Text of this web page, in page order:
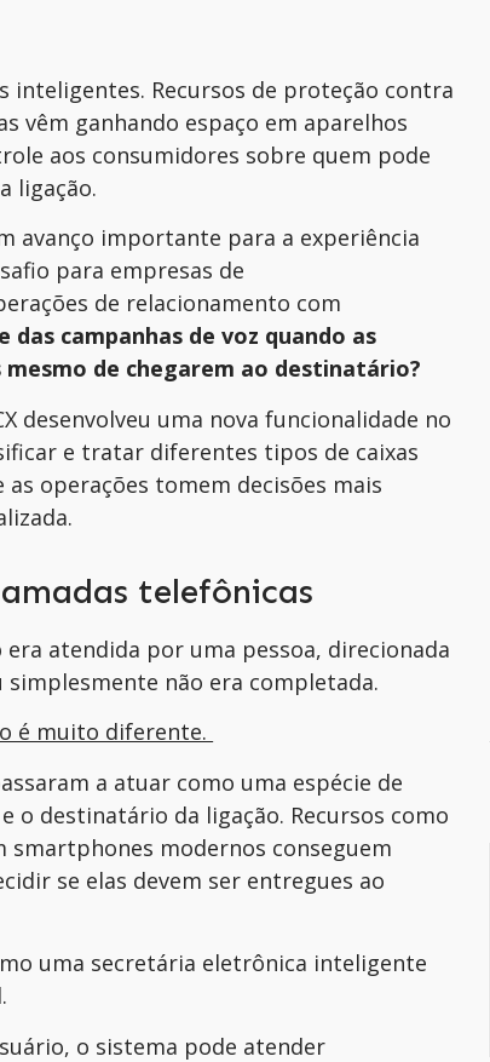
inteligentes. Recursos de proteção contra
vêm ganhando espaço em aparelhos
aos consumidores sobre quem pode
ligação.
avanço importante para a experiência
para empresas de
de relacionamento com
campanhas de voz quando as
de chegarem ao destinatário?
desenvolveu uma nova funcionalidade no
e tratar diferentes tipos de caixas
operações tomem decisões mais
telefônicas
atendida por uma pessoa, direcionada
não era completada.
é muito diferente.
a atuar como uma espécie de
o destinatário da ligação. Recursos como
smartphones modernos conseguem
se elas devem ser entregues ao
uma secretária eletrônica inteligente
o sistema pode atender